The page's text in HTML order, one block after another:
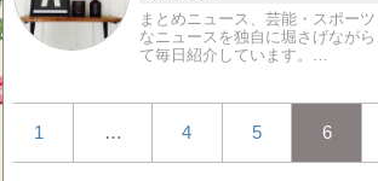
まとめニュース、芸能・スポー
なニュースを独自に堀さげなが
て毎日紹介しています。…
1 … 4 5 6